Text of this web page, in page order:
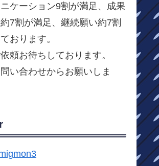
ケーション9割が満足、成果
7割が満足、継続願い約7割
おります。
頼お待ちしております。
い合わせからお願いしま